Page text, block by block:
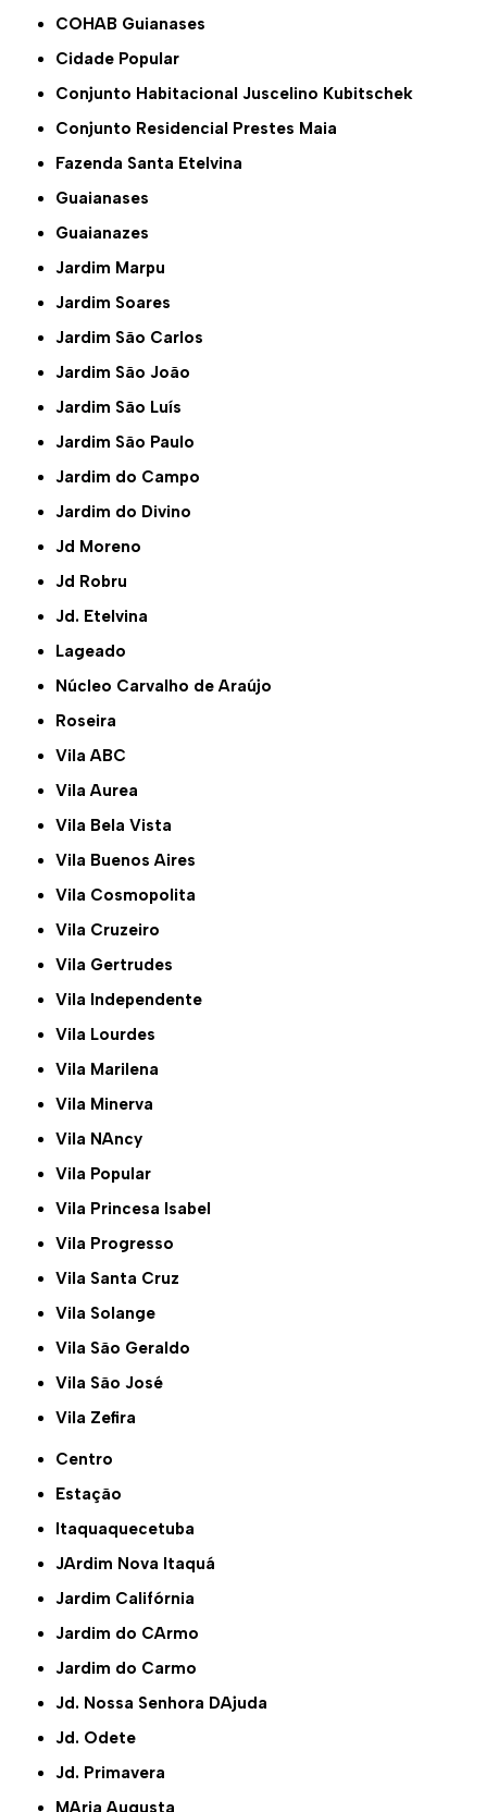
COHAB Guianases
Cidade Popular
Conjunto Habitacional Juscelino Kubitschek
Conjunto Residencial Prestes Maia
Fazenda Santa Etelvina
Guaianases
Guaianazes
Jardim Marpu
Jardim Soares
Jardim São Carlos
Jardim São João
Jardim São Luís
Jardim São Paulo
Jardim do Campo
Jardim do Divino
Jd Moreno
Jd Robru
Jd. Etelvina
Lageado
Núcleo Carvalho de Araújo
Roseira
Vila ABC
Vila Aurea
Vila Bela Vista
Vila Buenos Aires
Vila Cosmopolita
Vila Cruzeiro
Vila Gertrudes
Vila Independente
Vila Lourdes
Vila Marilena
Vila Minerva
Vila NAncy
Vila Popular
Vila Princesa Isabel
Vila Progresso
Vila Santa Cruz
Vila Solange
Vila São Geraldo
Vila São José
Vila Zefira
Centro
Estação
Itaquaquecetuba
JArdim Nova Itaquá
Jardim Califórnia
Jardim do CArmo
Jardim do Carmo
Jd. Nossa Senhora DAjuda
Jd. Odete
Jd. Primavera
MAria Augusta